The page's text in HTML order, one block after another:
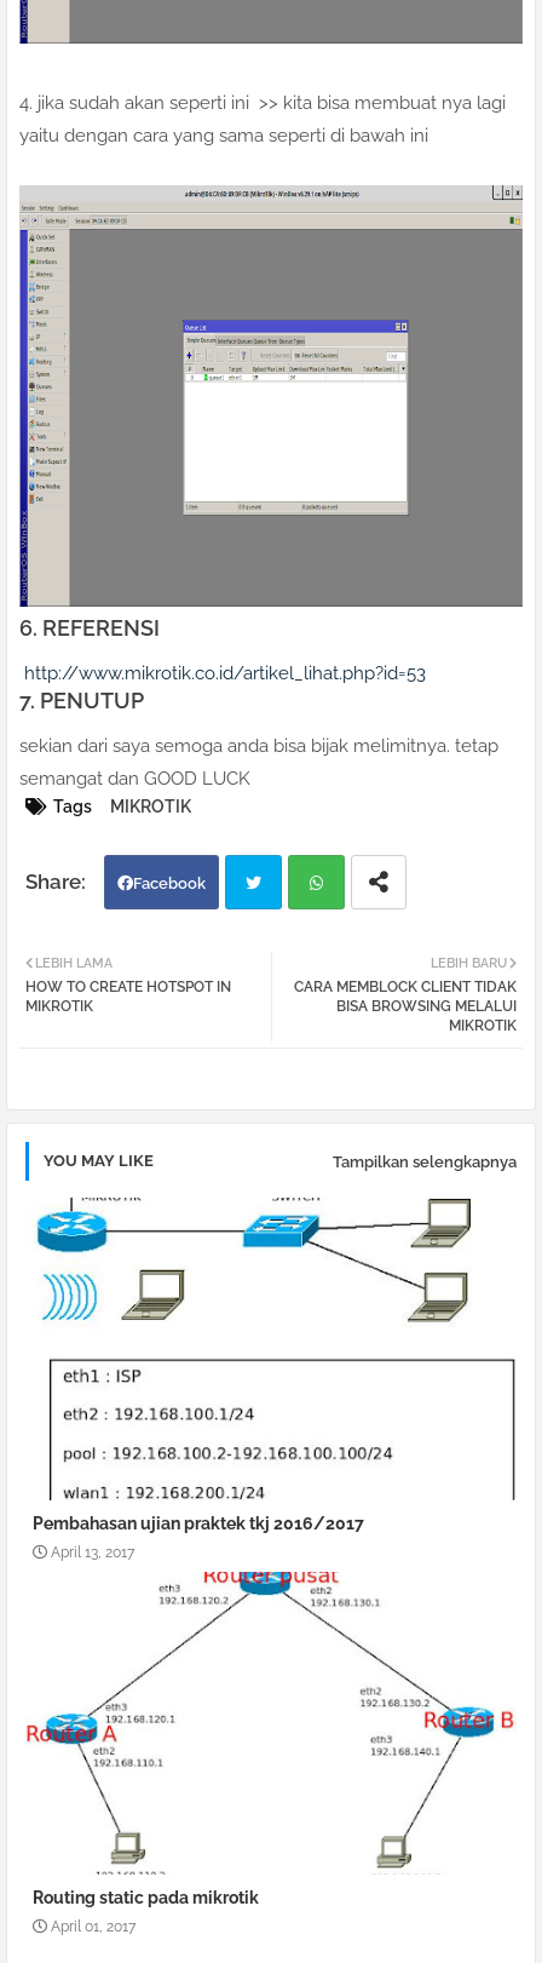
4. jika sudah akan seperti ini >> kita bisa membuat nya lagi
yaitu dengan cara yang sama seperti di bawah ini
6. REFERENSI
http://www.mikrotik.co.id/artikel_lihat.php?id=53
7. PENUTUP
sekian dari saya semoga anda bisa bijak melimitnya. tetap
semangat dan GOOD LUCK
Tags MIKROTIK
Facebook
atsa
LEBIH BARU
CARA MEMBLOCK CLIENT TIDAK
BISA BROWSING MELALUI
MIKROTIK
LEBIH LAMA
HOW TO CREATE HOTSPOT IN
MIKROTIK
YOU MAY LIKE Tampilkan selengkapnya
Pembahasan ujian praktek tkj 2016/2017
April 13, 2017
Routing static pada mikrotik
April 01, 2017